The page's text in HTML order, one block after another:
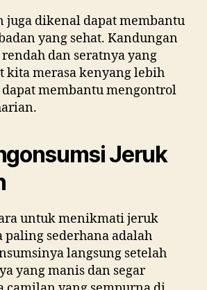
juga dikenal dapat membantu
yang sehat. Kandungan
dan seratnya yang
kita merasa kenyang lebih
membantu mengontrol
Jeruk
untuk menikmati jeruk
paling sederhana adalah
langsung setelah
yang manis dan segar